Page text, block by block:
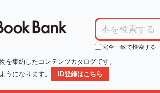
完全一致で検索する
を集約したコンテンツカタログです。
うになります。
ID登録はこちら